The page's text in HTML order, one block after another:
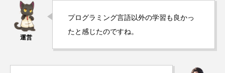
プログラミング言語以外の学習も良かっ
たと感じたのですね。